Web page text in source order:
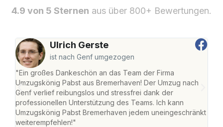
4.9 von 5 Sternen aus über 800+ Bewertungen.
Ulrich Gerste
ist nach Genf umgezogen
"Ein großes Dankeschön an das Team der Firma
Umzugskönig Pabst aus Bremerhaven! Der Umzug nach
Genf verlief reibungslos und stressfrei dank der
professionellen Unterstützung des Teams. Ich kann
Umzugskönig Pabst Bremerhaven jedem uneingeschränkt
weiterempfehlen!"